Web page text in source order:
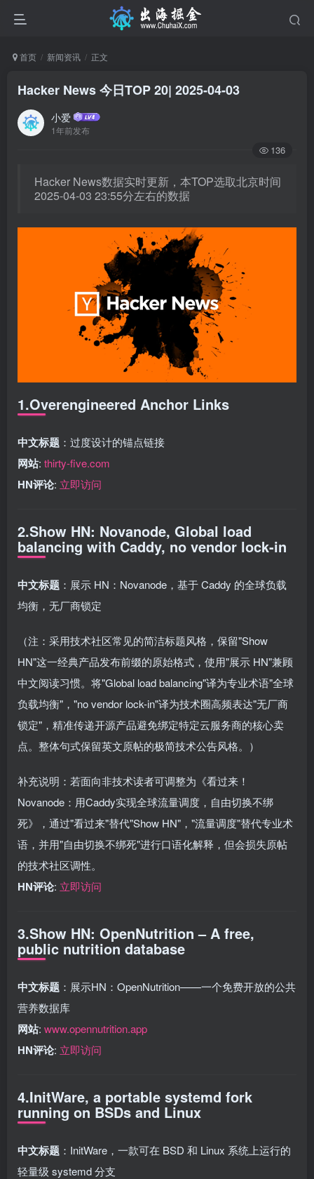
首页 新闻资讯 正文
Hacker News 今日TOP 20| 2025-04-03
小爱
1年前发布
136
Hacker News数据实时更新，本TOP选取北京时间
2025-04-03 23:55分左右的数据
1.Overengineered Anchor Links
中文标题 ：过度设计的锚点链接
网站: thirty-five.com
HN评论: 立即访问
2.Show HN: Novanode, Global load
balancing with Caddy, no vendor lock-in
中文标题 ：展示 HN：Novanode，基于 Caddy 的全球负载
均衡，无厂商锁定
（注：采用技术社区常见的简洁标题风格，保留"Show
HN"这一经典产品发布前缀的原始格式，使用"展示 HN"兼顾
中文阅读习惯。将"Global load balancing"译为专业术语"全球
负载均衡"，"no vendor lock-in"译为技术圈高频表达"无厂商
锁定"，精准传递开源产品避免绑定特定云服务商的核心卖
点。整体句式保留英文原帖的极简技术公告风格。）
补充说明：若面向非技术读者可调整为《看过来！
Novanode：用Caddy实现全球流量调度，自由切换不绑
死》，通过"看过来"替代"Show HN"，"流量调度"替代专业术
语，并用"自由切换不绑死"进行口语化解释，但会损失原帖
的技术社区调性。
HN评论: 立即访问
3.Show HN: OpenNutrition – A free,
public nutrition database
中文标题 ：展示HN：OpenNutrition——一个免费开放的公共
营养数据库
网站: www.opennutrition.app
HN评论: 立即访问
4.InitWare, a portable systemd fork
running on BSDs and Linux
中文标题 ：InitWare，一款可在 BSD 和 Linux 系统上运行的
轻量级 systemd 分支